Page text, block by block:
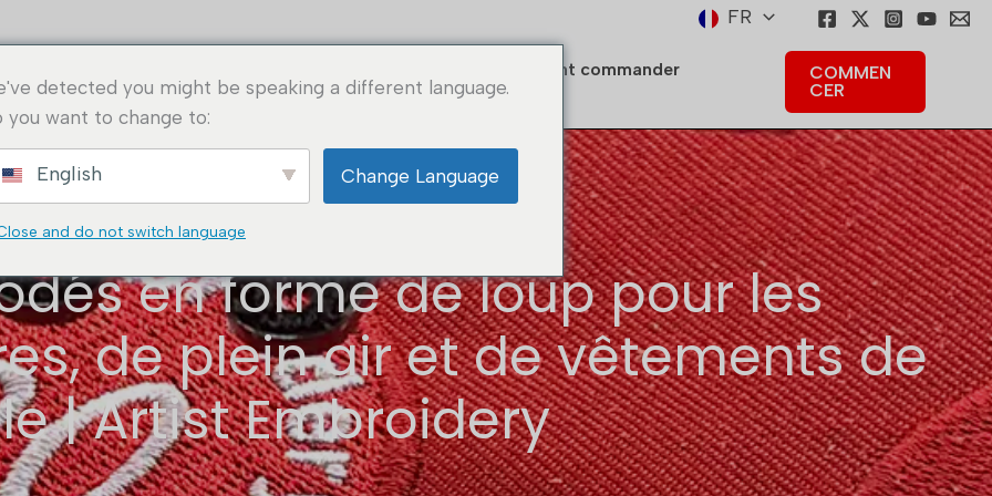
FR
Comment commander
FAQ
COMMEN
CER
en forme de loup pour les
de plein air et de vêtements de
| Artist Embroidery
detected you might be speaking a different language.
you want to change to:
English Change Language
and do not switch language